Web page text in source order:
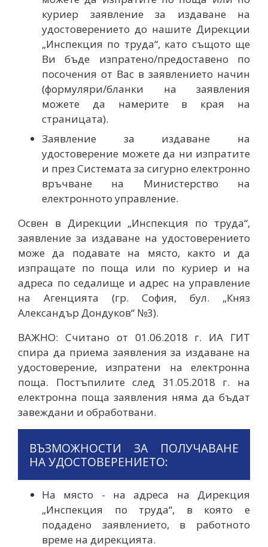
куриер заявление за издаване на
удостоверението до нашите Дирекции
„Инспекция по труда“, като същото ще
Ви бъде изпратено/предоставено по
посочения от Вас в заявлението начин
(формуляри/бланки на заявления
можете да намерите в края на
страницата).
Заявление за издаване на
удостоверение можете да ни изпратите
и през Системата за сигурно електронно
връчване на Министерство на
електронното управление.
Освен в Дирекции „Инспекция по труда“,
заявление за издаване на удостоверението
може да подавате на място, както и да
изпращате по поща или по куриер и на
адреса по седалище и адрес на управление
на Агенцията (гр. София, бул. „Княз
Александър Дондуков“ №3).
ВАЖНО: Считано от 01.06.2018 г. ИА ГИТ
спира да приема заявления за издаване на
удостоверение, изпратени на електронна
поща. Постъпилите след 31.05.2018 г. на
електронна поща заявления няма да бъдат
завеждани и обработвани.
ВЪЗМОЖНОСТИ ЗА ПОЛУЧАВАНЕ
НА УДОСТОВЕРЕНИЕТО:
На място - на адреса на Дирекция
„Инспекция по труда“, в която е
подадено заявлението, в работното
време на дирекцията.